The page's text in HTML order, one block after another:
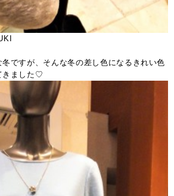
ですが、そんな冬の差し色になるきれい色
きました♡